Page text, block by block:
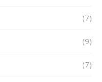
(7)
(9)
(7)